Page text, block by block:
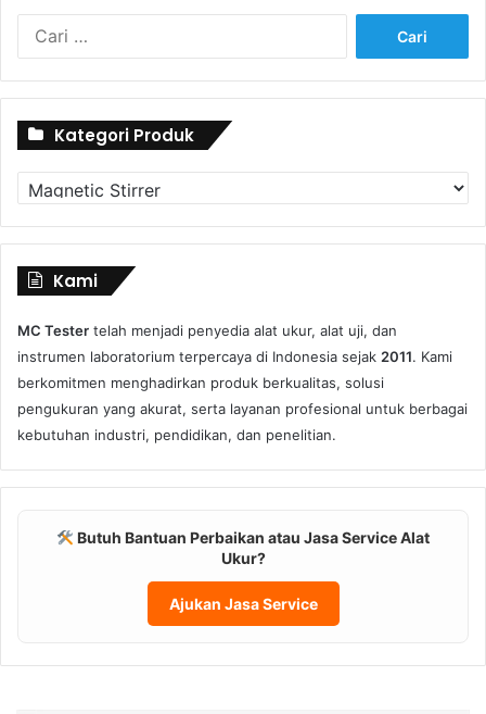
Kategori Produk
Kategori
Produk
Kami
MC Tester telah menjadi penyedia alat ukur, alat uji, dan
instrumen laboratorium terpercaya di Indonesia sejak 2011. Kami
berkomitmen menghadirkan produk berkualitas, solusi
pengukuran yang akurat, serta layanan profesional untuk berbagai
kebutuhan industri, pendidikan, dan penelitian.
Butuh Bantuan Perbaikan atau Jasa Service Alat
Ukur?
Ajukan Jasa Service